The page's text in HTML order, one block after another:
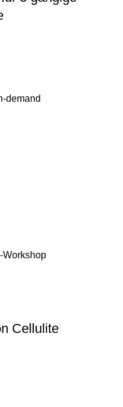
Cellulite